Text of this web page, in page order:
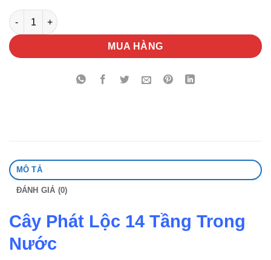
Cây Phát Lộc 14 Tầng Trong Nước số lượng
MUA HÀNG
MÔ TẢ
ĐÁNH GIÁ (0)
Cây Phát Lộc 14 Tầng Trong
Nước